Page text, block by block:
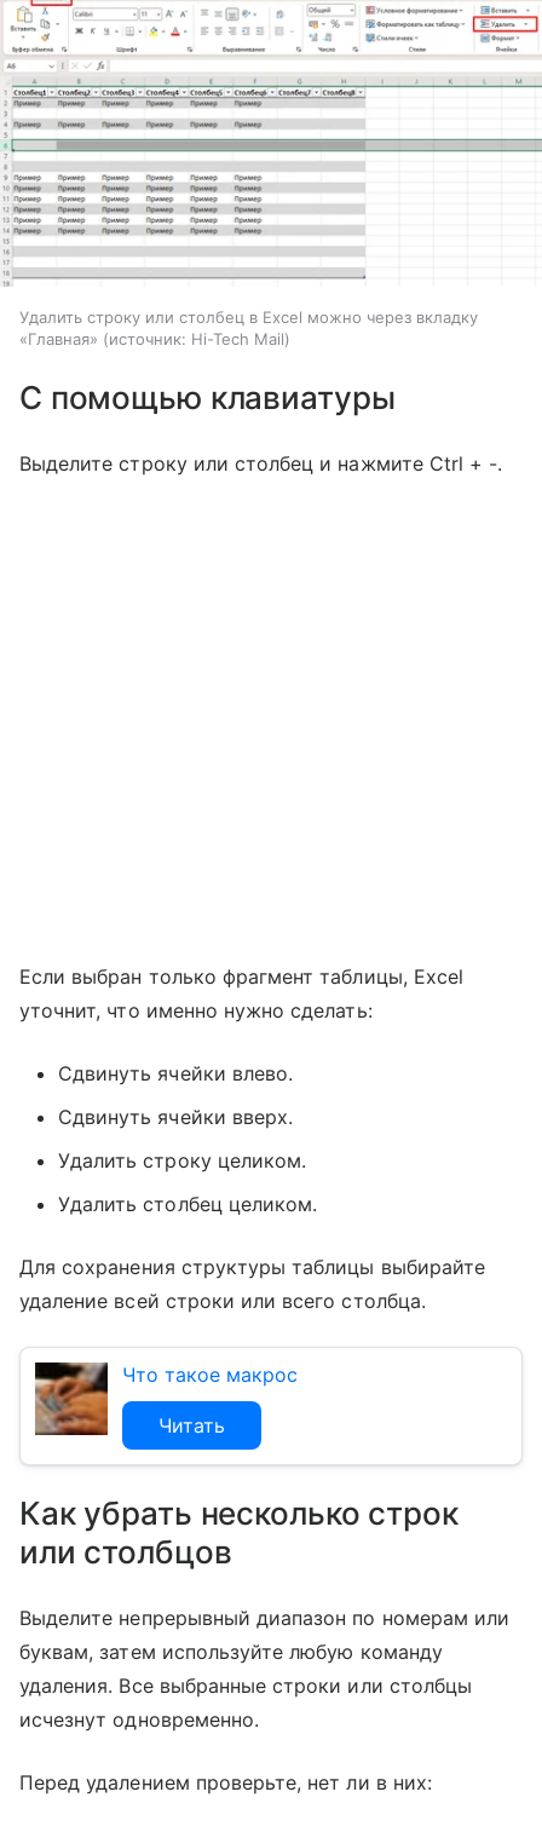
Удалить строку или столбец в Excel можно через вкладку
«Главная»
источник: Hi-Tech Mail
С помощью клавиатуры
Выделите строку или столбец и нажмите Ctrl + -.
Если выбран только фрагмент таблицы, Excel
уточнит, что именно нужно сделать:
Сдвинуть ячейки влево.
Сдвинуть ячейки вверх.
Удалить строку целиком.
Удалить столбец целиком.
Для сохранения структуры таблицы выбирайте
удаление всей строки или всего столбца.
Что такое макрос
Читать
Как убрать несколько строк
или столбцов
Выделите непрерывный диапазон по номерам или
буквам, затем используйте любую команду
удаления. Все выбранные строки или столбцы
исчезнут одновременно.
Перед удалением проверьте, нет ли в них: